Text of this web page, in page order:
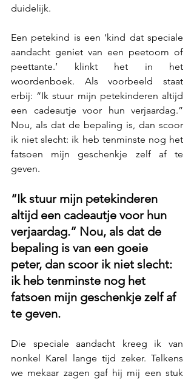
duidelijk.
Een petekind is een ‘kind dat speciale
aandacht geniet van een peetoom of
peettante.’ klinkt het in het
woordenboek. Als voorbeeld staat
erbij: “Ik stuur mijn petekinderen altijd
een cadeautje voor hun verjaardag.”
Nou, als dat de bepaling is, dan scoor
ik niet slecht: ik heb tenminste nog het
fatsoen mijn geschenkje zelf af te
geven.
“Ik stuur mijn petekinderen
altijd een cadeautje voor hun
verjaardag.” Nou, als dat de
bepaling is van een goeie
peter, dan scoor ik niet slecht:
ik heb tenminste nog het
fatsoen mijn geschenkje zelf af
te geven.
Die speciale aandacht kreeg ik van
nonkel Karel lange tijd zeker. Telkens
we mekaar zagen gaf hij mij een stuk